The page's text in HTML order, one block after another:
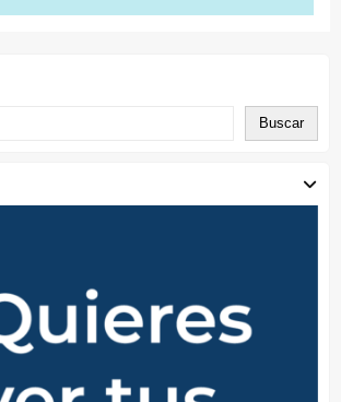
Buscar